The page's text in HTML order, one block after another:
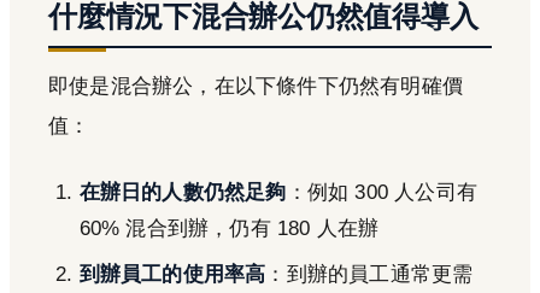
什麼情況下混合辦公仍然值得導入
即使是混合辦公，在以下條件下仍然有明確價
值：
在辦日的人數仍然足夠 ：例如 300 人公司有
60% 混合到辦，仍有 180 人在辦
到辦員工的使用率高 ：到辦的員工通常更需